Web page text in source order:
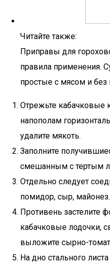
Читайте также:
Приправы для
правила применения.
простые с мясом и без
Отрежьте кабачковые
напополам
удалите мякоть.
Заполните
смешанным с тертым
Отдельно следует
помидор, сыр, майонез.
Противень застелите
кабачковые лодочки,
выложите сырно-
На дно стального